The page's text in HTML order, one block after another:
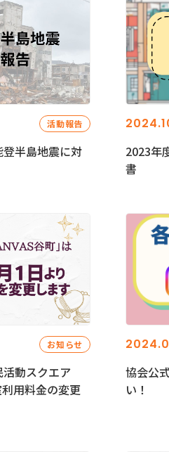
活動報告
登半島地震に対
2023年
書
お知らせ
活動スクエア
利用料金の変更
協会公
い！